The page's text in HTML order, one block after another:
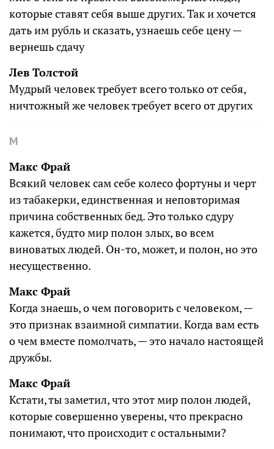
которые ставят себя выше других. Так и хочется
дать им рубль и сказать, узнаешь себе цену —
вернешь сдачу
Лев Толстой
Мудрый человек требует всего только от себя,
ничтожный же человек требует всего от других
М
Макс Фрай
Всякий человек сам себе колесо фортуны и черт
из табакерки, единственная и неповторимая
причина собственных бед. Это только сдуру
кажется, будто мир полон злых, во всем
виноватых людей. Он-то, может, и полон, но это
несущественно.
Макс Фрай
Когда знаешь, о чем поговорить с человеком, —
это признак взаимной симпатии. Когда вам есть
о чем вместе помолчать, — это начало настоящей
дружбы.
Макс Фрай
Кстати, ты заметил, что этот мир полон людей,
которые совершенно уверены, что прекрасно
понимают, что происходит с остальными?